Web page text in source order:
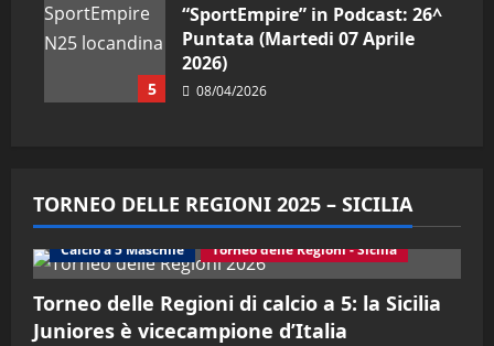
5
“SportEmpire” in Podcast: 26^
Puntata (Martedi 07 Aprile
2026)
08/04/2026
TORNEO DELLE REGIONI 2025 – SICILIA
Calcio a 5 Maschile Torneo delle Regioni - Sicilia
Torneo delle Regioni di calcio a 5: la Sicilia
Juniores è vicecampione d’Italia